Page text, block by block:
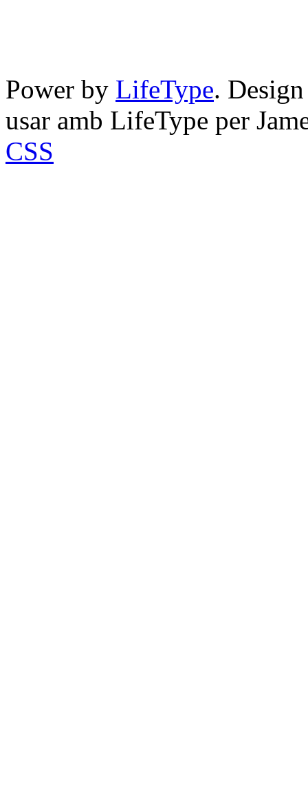
Power by LifeType.
usar amb LifeType per
CSS